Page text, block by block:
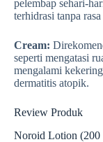
pelembap sehari-
terhidrasi tanpa
Cream:
seperti mengatasi
mengalami
dermatitis atopik.
Review Produk
Noroid Lotion (200